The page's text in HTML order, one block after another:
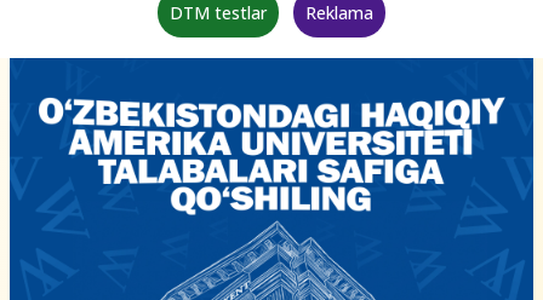
DTM testlar Reklama